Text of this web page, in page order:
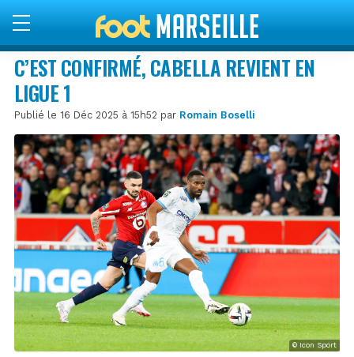
C’EST CONFIRMÉ, CABELLA REVIENT EN
LIGUE 1
Publié le 16 Déc 2025 à 15h52 par Romain Boselli
© Icon Sport